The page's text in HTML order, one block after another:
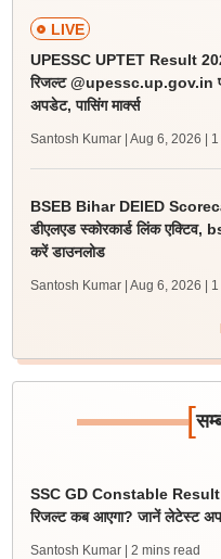
LIVE
UPESSC UPTET Result
रिजल्ट @upessc.up.gov.in
अपडेट, पासिंग मार्क्स
Santosh Kumar | Aug 6, 2026 |
BSEB Bihar DElED
डीएलएड स्कोरकार्ड लिंक
करें डाउनलोड
Santosh Kumar | Aug 6, 2026 |
[
SSC GD Constable Result
रिजल्ट कब आएगा? जानें लेटेस्ट
Santosh Kumar | 2 mins read